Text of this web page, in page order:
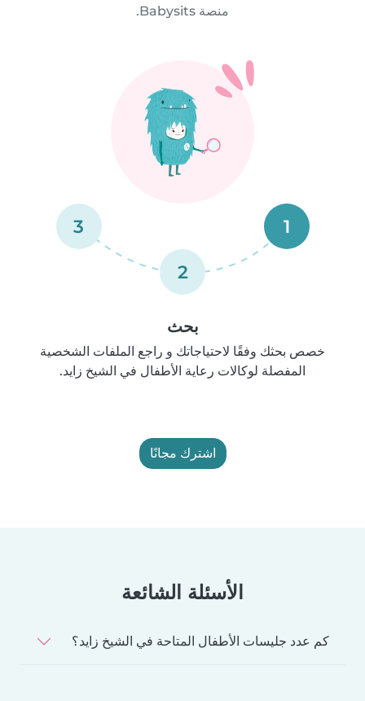
منصة Babysits.
1
2
3
بحث
خصص بحثك وفقًا لاحتياجاتك و راجع الملفات الشخصية
المفصلة لوكالات رعاية الأطفال في الشيخ زايد.
اشترك مجانًا
الأسئلة الشائعة
كم عدد جليسات الأطفال المتاحة في الشيخ زايد؟